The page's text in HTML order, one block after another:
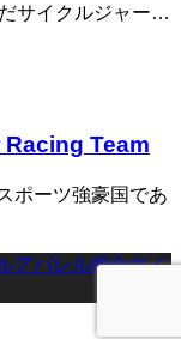
サイクルジャー…
Racing Team
ポーツ強豪国であ
アパレル総合サイ